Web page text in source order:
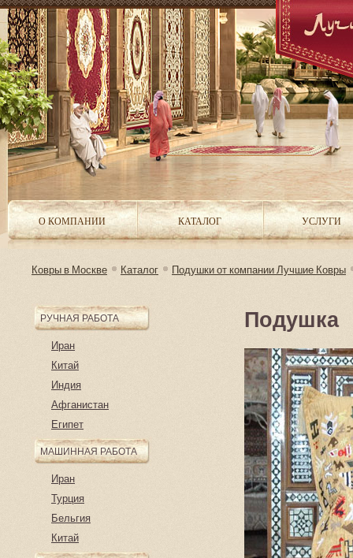
Ковры в Москве Каталог Подушки от компании Лучшие Ковры
РУЧНАЯ РАБОТА
Иран
Китай
Индия
Афганистан
Египет
МАШИННАЯ РАБОТА
Иран
Турция
Бельгия
Китай
Подушка
О КОМПАНИИ КАТАЛОГ УСЛУГИ